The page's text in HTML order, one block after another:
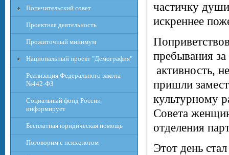
Попечительский совет
Проектная деятельность
Прожиточный минимум
Национальный проект "Демография"
Реализация Федерального закона
№442-ФЗ
Социальный фонд России
информирует
Бесплатная юридическая помощь
Поговорим с психологом
частичку
искреннее
пребывания
активность,
пришли
культурному
Совета
отделения
Этот день